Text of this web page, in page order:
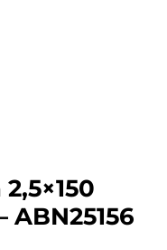
ABN25156